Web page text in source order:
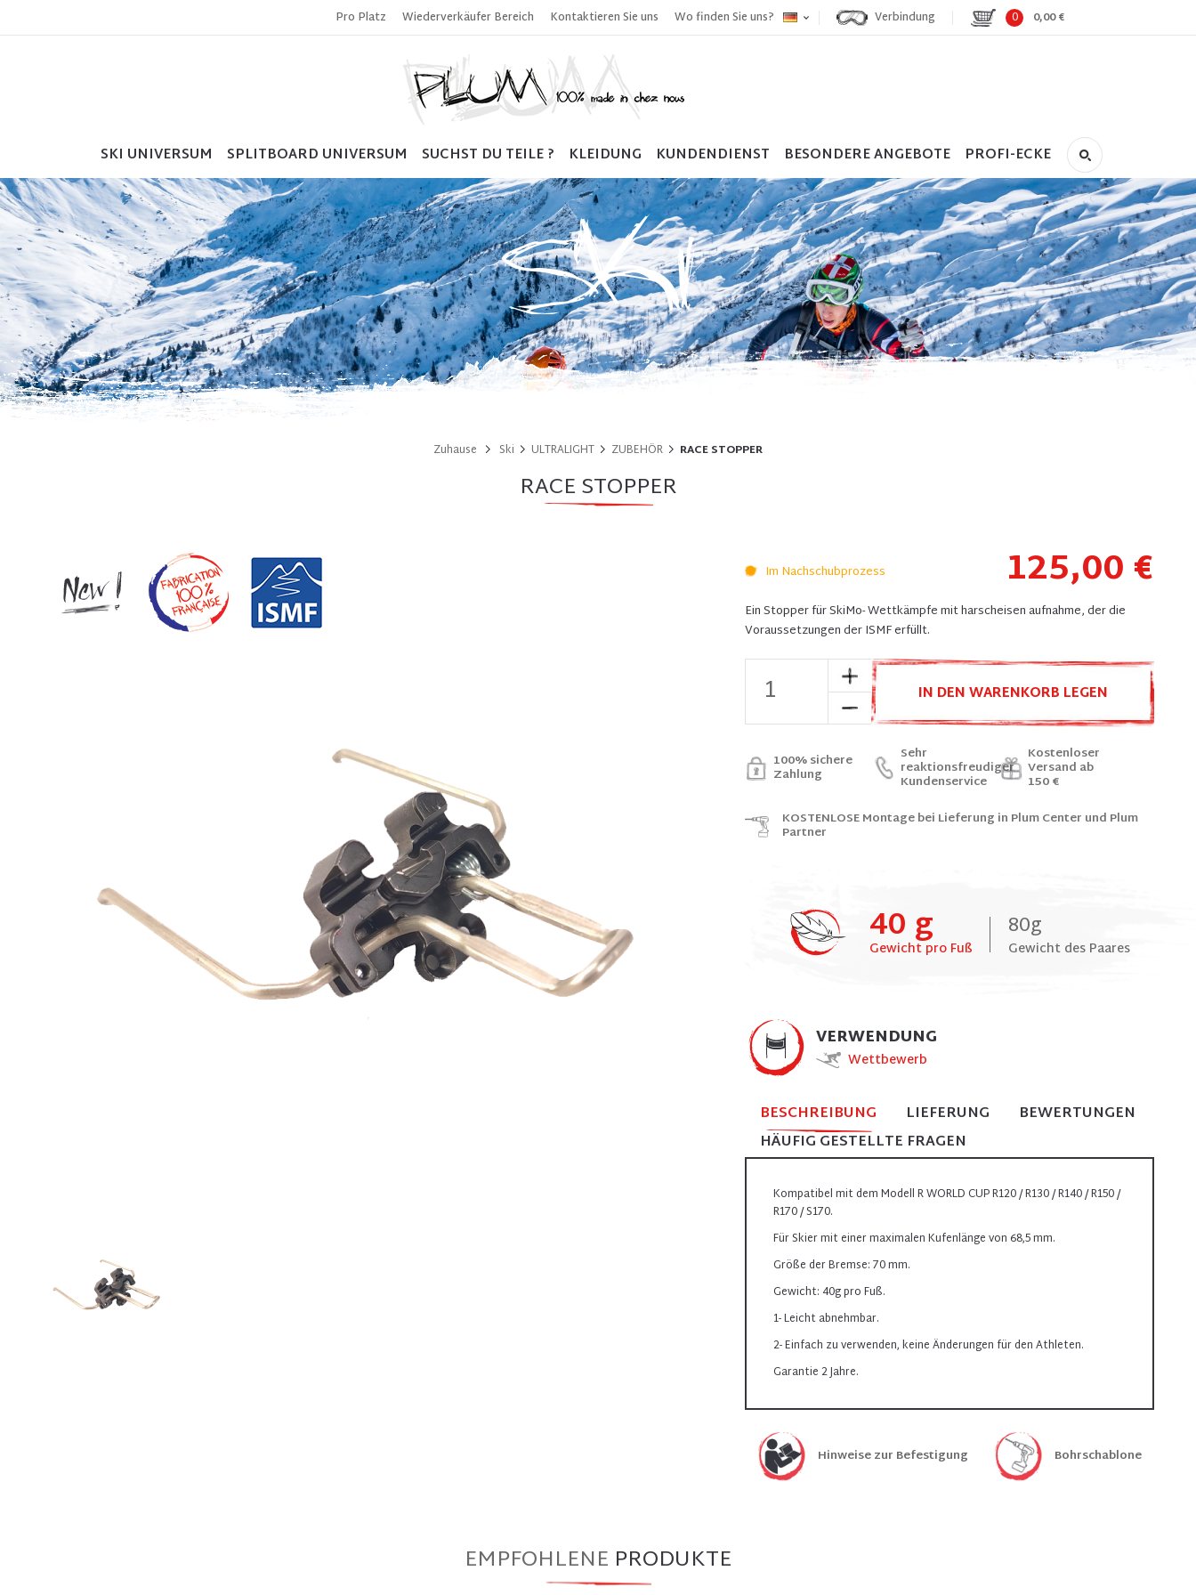
Pro Platz Wiederverkäufer Bereich Kontaktieren Sie uns Wo finden Sie uns? Verbindung 0 0,00 €
SKI UNIVERSUM SPLITBOARD UNIVERSUM SUCHST DU TEILE ? KLEIDUNG KUNDENDIENST BESONDERE ANGEBOTE PROFI-ECKE
Zuhause Ski ULTRALIGHT ZUBEHÖR RACE STOPPER
RACE STOPPER
Im Nachschubprozess 125,00 €
Ein Stopper für SkiMo- Wettkämpfe mit harscheisen aufnahme, der die
Voraussetzungen der ISMF erfüllt.
IN DEN WARENKORB LEGEN
100% sichere
Zahlung
Sehr
reaktionsfreudiger
Kundenservice
Kostenloser
Versand ab
150 €
KOSTENLOSE Montage bei Lieferung in Plum Center und Plum
Partner
40 g
Gewicht pro Fuß
80g
Gewicht des Paares
VERWENDUNG
Wettbewerb
BESCHREIBUNG LIEFERUNG
BEWERTUNGEN
HÄUFIG GESTELLTE FRAGEN
Kompatibel mit dem Modell R WORLD CUP R120 / R130 / R140 / R150 /
R170 / S170.
Für Skier mit einer maximalen Kufenlänge von 68,5 mm.
Größe der Bremse: 70 mm.
Gewicht: 40g pro Fuß.
1- Leicht abnehmbar.
2- Einfach zu verwenden, keine Änderungen für den Athleten.
Garantie 2 Jahre.
Hinweise zur Befestigung Bohrschablone
EMPFOHLENE PRODUKTE